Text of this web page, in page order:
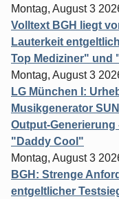
Montag, August 3
Volltext BGH liegt
Lauterkeit
Top Mediziner" und
Montag, August 3
LG München I:
Musikgenerator
Output-
"Daddy Cool"
Montag, August 3
BGH: Strenge
entgeltlicher